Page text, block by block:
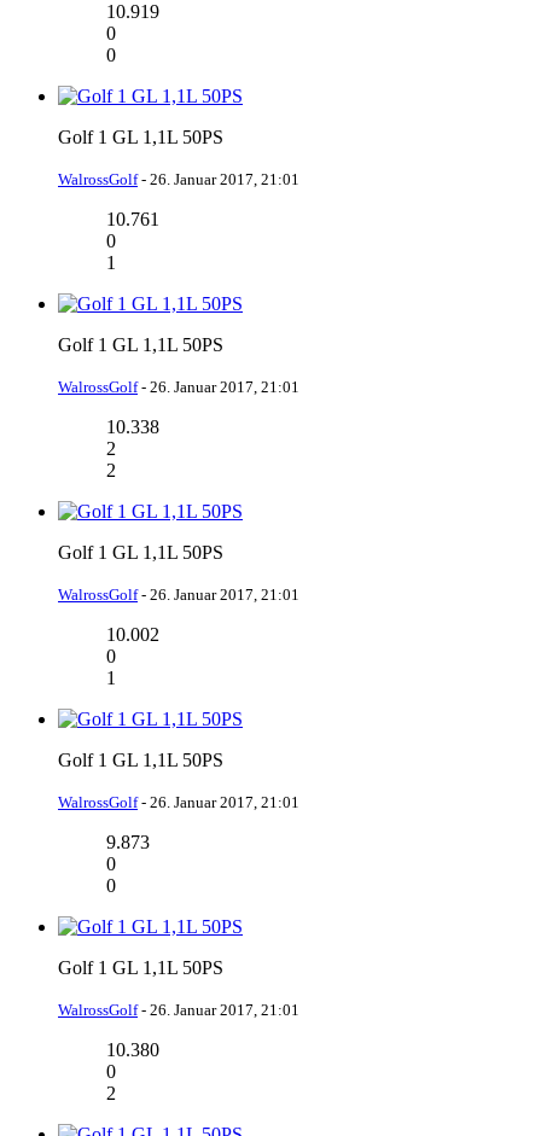
10.919
0
0
Golf 1 GL 1,1L 50PS
WalrossGolf- 26. Januar 2017, 21:01
10.761
0
1
Golf 1 GL 1,1L 50PS
WalrossGolf- 26. Januar 2017, 21:01
10.338
2
2
Golf 1 GL 1,1L 50PS
WalrossGolf- 26. Januar 2017, 21:01
10.002
0
1
Golf 1 GL 1,1L 50PS
WalrossGolf- 26. Januar 2017, 21:01
9.873
0
0
Golf 1 GL 1,1L 50PS
WalrossGolf- 26. Januar 2017, 21:01
10.380
0
2